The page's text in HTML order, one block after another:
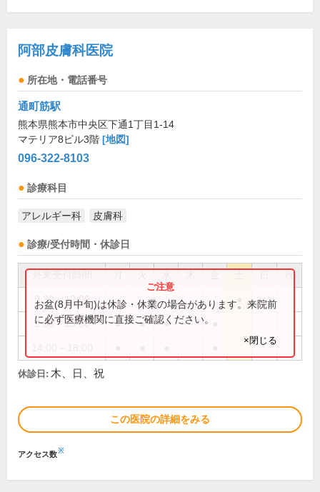
阿部皮膚科医院
所在地・電話番号
通町筋駅
熊本県熊本市中央区下通1丁目1-14
マテリア8ビル3階 [地図]
096-322-8103
診療科目
アレルギー科 皮膚科
診療/受付時間・休診日
祝
9:30～12:00
9:30～13:00 ● ● ●
お盆(8月中旬)は休診・休業の場合があります。来院前
に必ず医療機関に直接ご確認ください。
×閉じる
休診日: 木、日、祝
この医院の詳細をみる
アクセス数※